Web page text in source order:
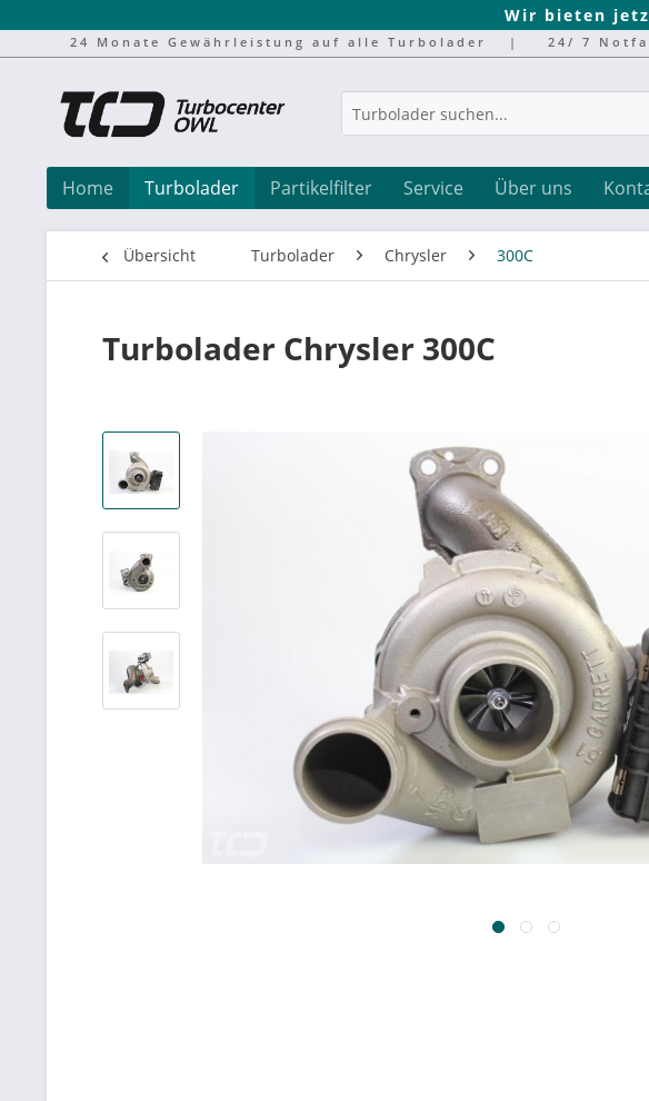
Wir bieten
24 Monate Gewährleistung auf alle Turbolader | 24/ 7
Home Turbolader Partikelfilter Service Über uns
Übersicht Turbolader Chrysler 300C
Turbolader Chrysler 300C